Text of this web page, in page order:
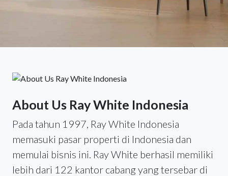
About Us Ray White Indonesia
Pada tahun 1997, Ray White Indonesia
memasuki pasar properti di Indonesia dan
memulai bisnis ini. Ray White berhasil memiliki
lebih dari 122 kantor cabang yang tersebar di